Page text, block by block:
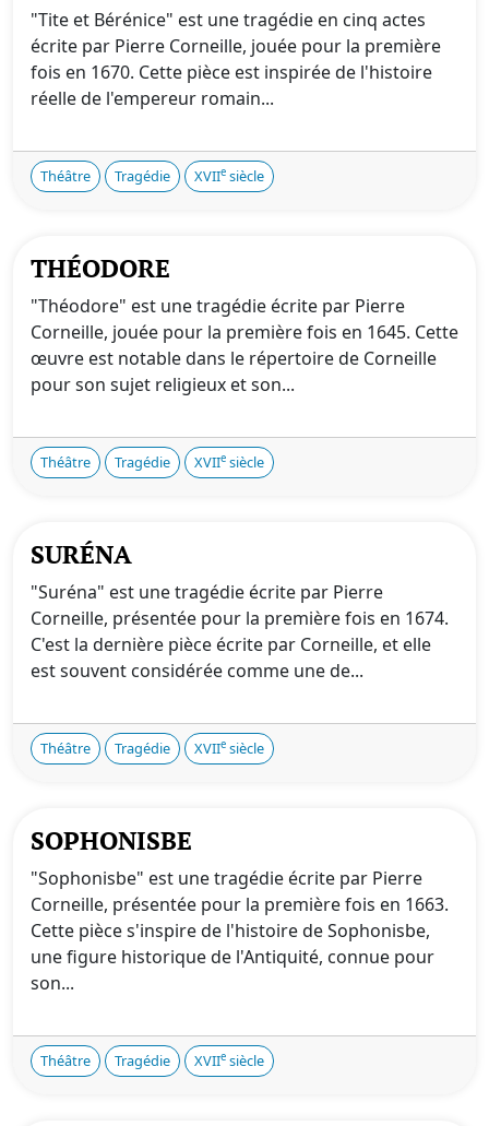
"Tite et Bérénice" est une tragédie en cinq actes
écrite par Pierre Corneille, jouée pour la première
fois en 1670. Cette pièce est inspirée de l'histoire
réelle de l'empereur romain...
Théâtre Tragédie XVIIe siècle
THÉODORE
"Théodore" est une tragédie écrite par Pierre
Corneille, jouée pour la première fois en 1645. Cette
œuvre est notable dans le répertoire de Corneille
pour son sujet religieux et son...
Théâtre Tragédie XVIIe siècle
SURÉNA
"Suréna" est une tragédie écrite par Pierre
Corneille, présentée pour la première fois en 1674.
C'est la dernière pièce écrite par Corneille, et elle
est souvent considérée comme une de...
Théâtre Tragédie XVIIe siècle
SOPHONISBE
"Sophonisbe" est une tragédie écrite par Pierre
Corneille, présentée pour la première fois en 1663.
Cette pièce s'inspire de l'histoire de Sophonisbe,
une figure historique de l'Antiquité, connue pour
son...
Théâtre Tragédie XVIIe siècle